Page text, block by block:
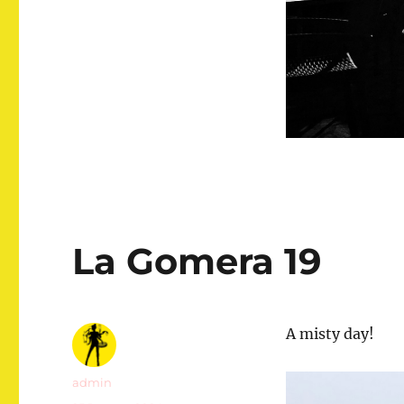
La Gomera 19
A misty day!
Autor
admin